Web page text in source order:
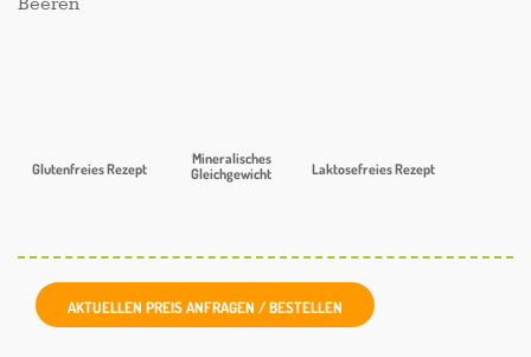
Glutenfreies Rezept
Mineralisches
Gleichgewicht
Laktosefreies Rezept
AKTUELLEN PREIS ANFRAGEN / BESTELLEN